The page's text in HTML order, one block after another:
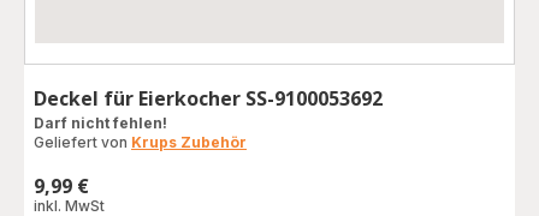
Deckel für Eierkocher SS-9100053692
Darf nicht fehlen!
Geliefert von Krups Zubehör
Preis
9,99 €
inkl. MwSt